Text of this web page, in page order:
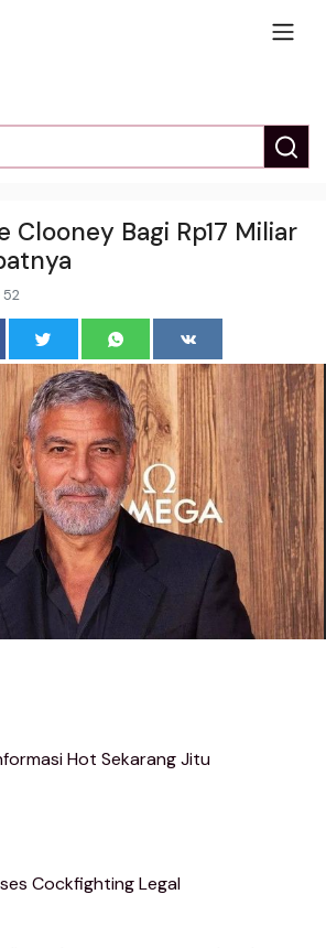
Clooney Bagi Rp17 Miliar
52
Hot Sekarang Jitu
Cockfighting Legal